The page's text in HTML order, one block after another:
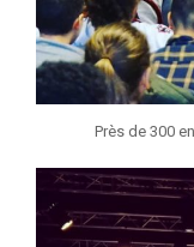
Près de 300